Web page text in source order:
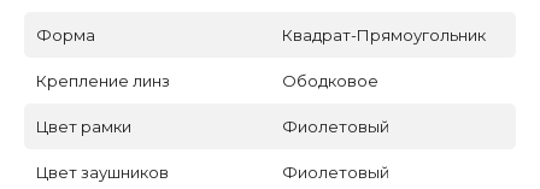
Форма Квадрат-Прямоугольник
Крепление линз Ободковое
Цвет рамки Фиолетовый
Цвет заушников Фиолетовый